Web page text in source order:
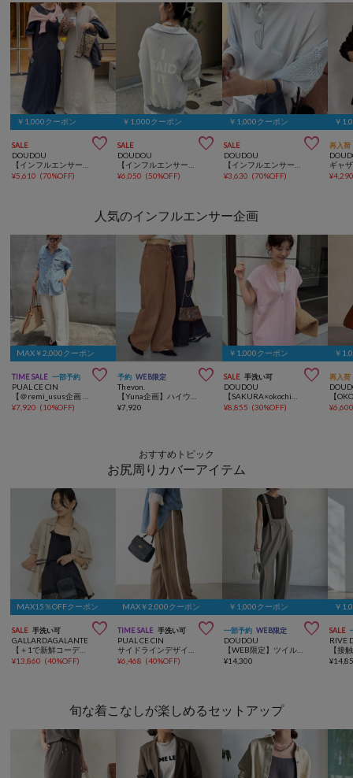
￥1,000クーポン
SALE 
DOUDOU
¥5,610 (70%OFF)
￥1,000クーポン
SALE 
DOUDOU
¥6,050 (50%OFF)
￥1,000クーポン
SALE 
DOUDOU
¥3,630 (70%OFF)
￥
再入荷
ギャ
¥
人気のインフルエンサー企画
MAX￥2,000クーポン
TIME SALE 一部予約 
PUAL CE CIN
¥7,920 (10%OFF)
予約 WEB限定 
Thevon.
¥7,920
￥1,000クーポン
SALE 手洗い可 
DOUDOU
¥8,855 (30%OFF)
￥
再入荷
¥
おすすめトピック
お尻周りカバーアイテム
MAX15％OFFクーポン
SALE 手洗い可 
GALLARDAGALANTE
¥13,860 (40%OFF)
MAX￥2,000クーポン
TIME SALE 手洗い可 
PUAL CE CIN
¥6,468 (40%OFF)
￥1,000クーポン
一部予約 WEB限定 
DOUDOU
【WEB限定】ツイルサロペット
¥14,300
￥
SALE
RIVE
¥
旬な着こなしが楽しめるセットアップ